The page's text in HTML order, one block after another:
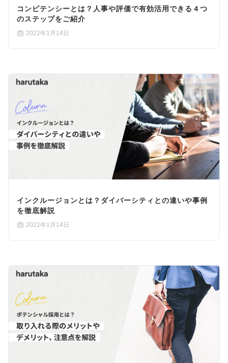
コンピテンシーとは？人事や評価で有効活用できる４つ
のステップをご紹介
2022年1月14日
インクルージョンとは？ダイバーシティとの違いや事例
を徹底解説
2022年1月14日